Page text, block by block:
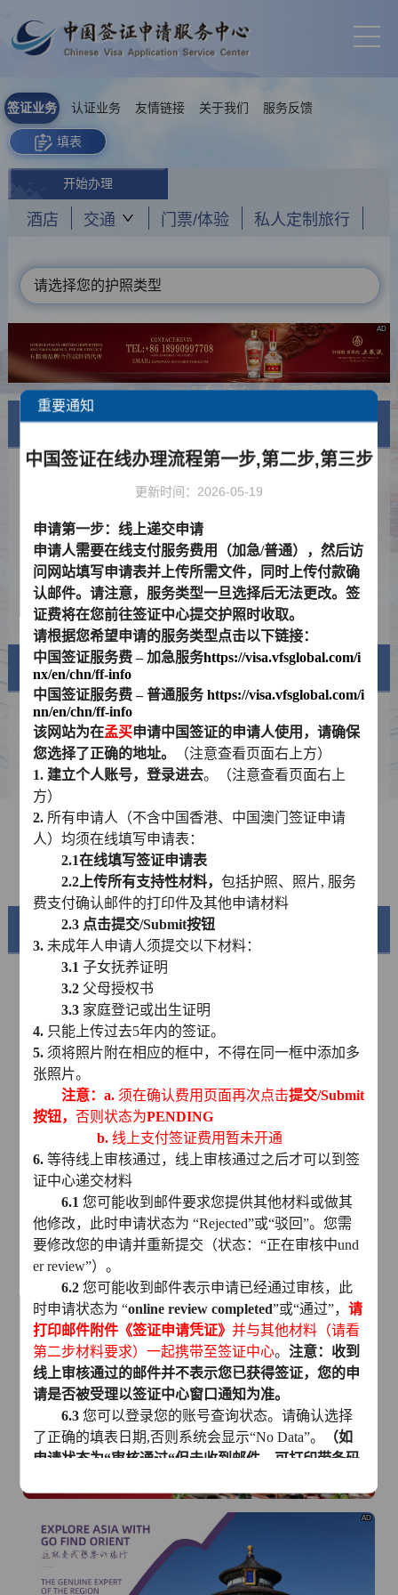
签证业务 认证业务 友情链接 关于我们 服务反馈
填表
开始办理
酒店 交通 门票/体验 私人定制旅行
请选择您的护照类型
AD
通知公告 查看更多
在华支付指南 2026-07-10
关于延长对中国签证申请人免采指纹的
通知
2026-03-26
单方面免签政策常见问题解答 2026-02-25
放假通知
签证信息
签证类型及材料清单
费用标准
资料下载
常见问题
美丽中国
锦绣华南
黄河流域以及蜿蜒曲折的1.8万公里海岸线
AD
重要通知
中国签证在线办理流程第一步,第二步,第三步
更新时间：2026-05-19
申请第一步：线上递交申请
申请人需要在线支付服务费用（加急/普通），然后访
问网站填写申请表并上传所需文件，同时上传付款确
认邮件。请注意，服务类型一旦选择后无法更改。签
证费将在您前往签证中心提交护照时收取。
请根据您希望申请的服务类型点击以下链接：
中国签证服务费–加急服务https://visa.vfsglobal.com/i
nx/en/chn/ff-info
中国签证服务费–普通服务https://visa.vfsglobal.com/i
nn/en/chn/ff-info
该网站为在孟买申请中国签证的申请人使用，请确保
您选择了正确的地址。
（注意查看页面右上方）
1. 建立个人账号，登录进去。（注意查看页面右上
方）
2. 所有申请人（不含中国香港、中国澳门签证申请
人）均须在线填写申请表：
2.1在线填写签证申请表
2.2 上传所有支持性材料，包括护照、照片 服务
费支付确认邮件的打印件及其他申请材料
2.3 点击提交/Submit按钮
3. 未成年人申请人须提交以下材料：
3.1子女抚养证明
3.2 父母授权书
3.3 家庭登记或出生证明
4. 只能上传过去5年内的签证。
5. 须将照片附在相应的框中，不得在同一框中添加多
张照片。
注意：a. 须在确认费用页面再次点击提交/Submit
按钮，否则状态为PENDING
b.线上支付签证费用暂未开通
6. 等待线上审核通过，线上审核通过之后才可以到签
证中心递交材料
6.1 您可能收到邮件要求您提供其他材料或做其
他修改，此时申请状态为 “Rejected”或“驳回”。您需
要修改您的申请并重新提交（状态：“正在审核中und
er review”）。
6.2 您可能收到邮件表示申请已经通过审核，此
时申请状态为 “online review completed”或“通过”，请
打印邮件附件 《签证申请凭证》并与其他材料（请看
第二步材料要求）一起携带至签证中心。注意：收到
线上审核通过的邮件并不表示您已获得签证，您的申
请是否被受理以签证中心窗口通知为准。
6.3 您可以登录您的账号查询状态。请确认选择
了正确的填表日期 ,否则系统会显示“No Data”。
（如
申请状态为“审核通过“但未收到邮件，可打印带条码
交）
--------------------------------------------------------------------------
---------------
申请第二步：线上审核通过后到签证中心递交申请及
交费（无需预约）